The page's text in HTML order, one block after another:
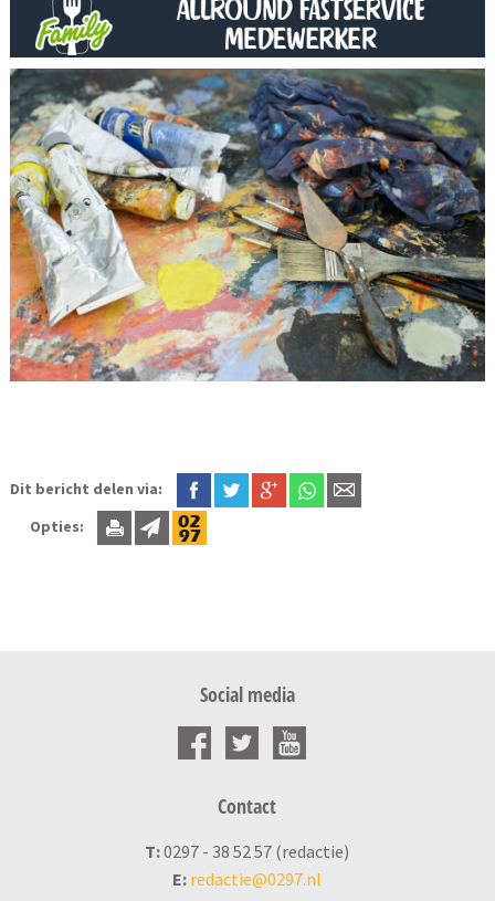
Dit bericht delen via:
Opties:
Social media
Contact
T:0297 - 38 52 57 (redactie)
E: redactie@0297.nl